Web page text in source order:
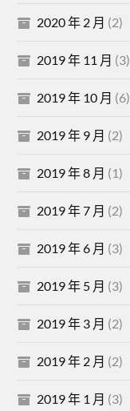
2020 年 2 月 (2)
2019 年 11 月 (3)
2019 年 10 月 (6)
2019 年 9 月 (2)
2019 年 8 月 (1)
2019 年 7 月 (2)
2019 年 6 月 (3)
2019 年 5 月 (3)
2019 年 3 月 (2)
2019 年 2 月 (2)
2019 年 1 月 (3)